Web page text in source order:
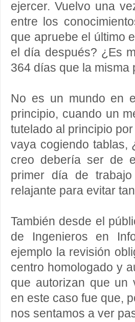
ejercer. Vuelvo una
entre los
que apruebe el último
el día después? ¿Es
364 días que la
No es un mundo en
principio, cuando un
tutelado al principio
vaya cogiendo
creo debería ser de
primer día de
relajante para evitar
También desde el
de Ingenieros en
ejemplo la revisión
centro homologado y
que autorizan que un
en este caso fue que,
nos sentamos a ver